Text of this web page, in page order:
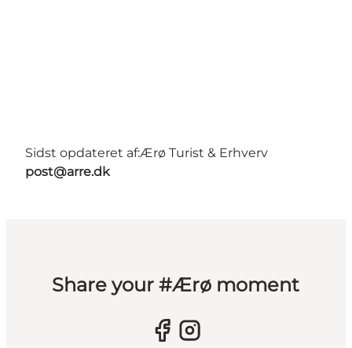
Sidst opdateret af:Ærø Turist & Erhverv
post@arre.dk
Share your #Ærø moment